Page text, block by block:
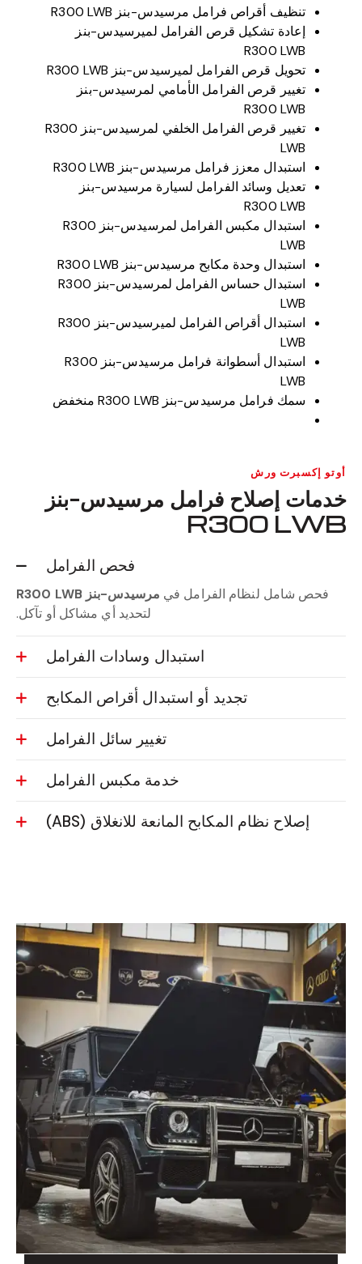
تنظيف أقراص فرامل مرسيدس-بنز R300 LWB
إعادة تشكيل قرص الفرامل لميرسيدس-بنز
R300 LWB
تحويل قرص الفرامل لميرسيدس-بنز R300 LWB
تغيير قرص الفرامل الأمامي لمرسيدس-بنز
R300 LWB
تغيير قرص الفرامل الخلفي لمرسيدس-بنز R300
LWB
استبدال معزز فرامل مرسيدس-بنز R300 LWB
تعديل وسائد الفرامل لسيارة مرسيدس-بنز
R300 LWB
استبدال مكبس الفرامل لمرسيدس-بنز R300
LWB
استبدال وحدة مكابح مرسيدس-بنز R300 LWB
استبدال حساس الفرامل لمرسيدس-بنز R300
LWB
استبدال أقراص الفرامل لميرسيدس-بنز R300
LWB
استبدال أسطوانة فرامل مرسيدس-بنز R300
LWB
سمك فرامل مرسيدس-بنز R300 LWB منخفض
أوتو إكسبرت ورش
خدمات إصلاح فرامل مرسيدس-بنز
R300 LWB
فحص الفرامل
فحص شامل لنظام الفرامل في مرسيدس-بنز R300 LWB
لتحديد أي مشاكل أو تآكل.
استبدال وسادات الفرامل
تجديد أو استبدال أقراص المكابح
تغيير سائل الفرامل
خدمة مكبس الفرامل
إصلاح نظام المكابح المانعة للانغلاق (ABS)